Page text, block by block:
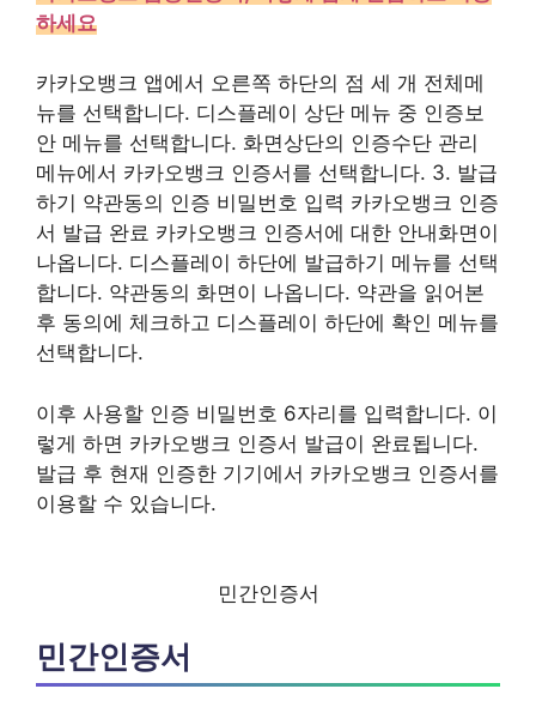
하세요
카카오뱅크 앱에서 오른쪽 하단의 점 세 개 전체메
뉴를 선택합니다. 디스플레이 상단 메뉴 중 인증보
안 메뉴를 선택합니다. 화면상단의 인증수단 관리
메뉴에서 카카오뱅크 인증서를 선택합니다. 3. 발급
하기 약관동의 인증 비밀번호 입력 카카오뱅크 인증
서 발급 완료 카카오뱅크 인증서에 대한 안내화면이
나옵니다. 디스플레이 하단에 발급하기 메뉴를 선택
합니다. 약관동의 화면이 나옵니다. 약관을 읽어본
후 동의에 체크하고 디스플레이 하단에 확인 메뉴를
선택합니다.
이후 사용할 인증 비밀번호 6자리를 입력합니다. 이
렇게 하면 카카오뱅크 인증서 발급이 완료됩니다.
발급 후 현재 인증한 기기에서 카카오뱅크 인증서를
이용할 수 있습니다.
민간인증서
민간인증서